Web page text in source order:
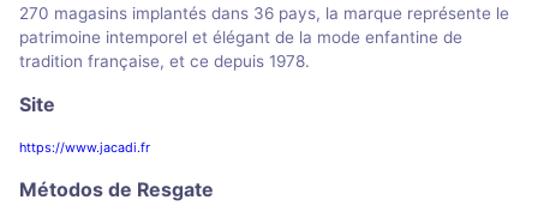
270 magasins implantés dans 36 pays, la marque représente le
patrimoine intemporel et élégant de la mode enfantine de
tradition française, et ce depuis 1978.
Site
https://www.jacadi.fr
Métodos de Resgate